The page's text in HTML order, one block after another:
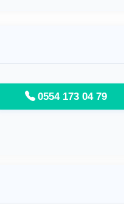
0554 173 04 79